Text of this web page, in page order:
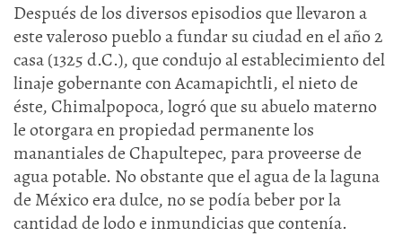
Después de los diversos episodios que llevaron a
este valeroso pueblo a fundar su ciudad en el año 2
casa (1325 d.C.), que condujo al establecimiento del
linaje gobernante con Acamapichtli, el nieto de
éste, Chimalpopoca, logró que su abuelo materno
le otorgara en propiedad permanente los
manantiales de Chapultepec, para proveerse de
agua potable. No obstante que el agua de la laguna
de México era dulce, no se podía beber por la
cantidad de lodo e inmundicias que contenía.